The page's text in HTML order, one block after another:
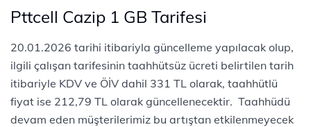
Pttcell Cazip 1 GB Tarifesi
20.01.2026 tarihi itibariyla güncelleme yapılacak olup,
ilgili çalışan tarifesinin taahhütsüz ücreti belirtilen tarih
itibariyle KDV ve ÖİV dahil 331 TL olarak, taahhütlü
fiyat ise 212,79 TL olarak güncellenecektir. Taahhüdü
devam eden müşterilerimiz bu artıştan etkilenmeyecek